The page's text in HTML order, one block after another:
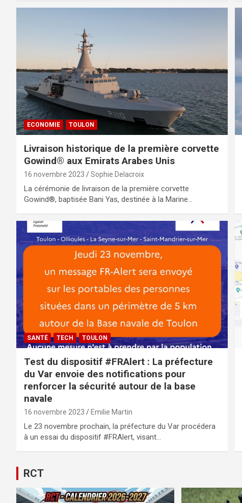
ECONOMIE TOULON
Livraison historique de la première corvette
Gowind® aux Emirats Arabes Unis
16 novembre 2023 Sophie Delacroix
La cérémonie de livraison de la première corvette
Gowind®, baptisée Bani Yas, destinée à la Marine…
SANTÉ TECH TOULON
Test du dispositif #FRAlert : La préfecture
du Var envoie des notifications pour
renforcer la sécurité autour de la base
navale
16 novembre 2023 Emilie Martin
Le 23 novembre prochain, la préfecture du Var procédera
à un essai du dispositif #FRAlert, visant…
RCT